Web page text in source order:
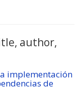
author,
implementación
de